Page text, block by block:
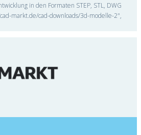
in den Formaten STEP, STL, DWG
markt.de/cad-downloads/3d-modelle-2",